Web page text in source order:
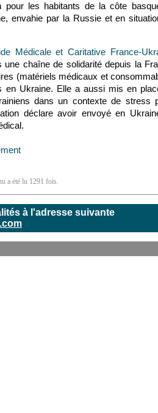
pour les habitants de la côte
envahie par la Russie et en
Médicale et Caritative France-
chaîne de solidarité depuis la
(matériels médicaux et
en Ukraine. Elle a aussi mis en
dans un contexte de stress
déclare avoir envoyé en
a été lu 1291 fois.
à l'adresse suivante